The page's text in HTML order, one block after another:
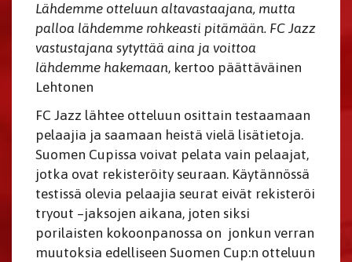
Lähdemme otteluun altavastaajana, mutta
palloa lähdemme rohkeasti pitämään. FC Jazz
vastustajana sytyttää aina ja voittoa
lähdemme hakemaan, kertoo päättäväinen
Lehtonen
FC Jazz lähtee otteluun osittain testaamaan
pelaajia ja saamaan heistä vielä lisätietoja.
Suomen Cupissa voivat pelata vain pelaajat,
jotka ovat rekisteröity seuraan. Käytännössä
testissä olevia pelaajia seurat eivät rekisteröi
tryout –jaksojen aikana, joten siksi
porilaisten kokoonpanossa on jonkun verran
muutoksia edelliseen Suomen Cup:n otteluun